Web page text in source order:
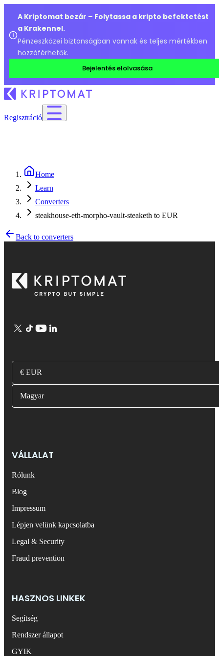
A Kriptomat bezár – Folytassa a kripto befektetést
a Krakennel.
Pénzeszközei biztonságban vannak és teljes mértékben
hozzáférhetők.
Bejelentés elolvasása
Regisztráció
Home
Learn
Converters
steakhouse-eth-morpho-vault-steaketh to EUR
Back to converters
€ EUR
Magyar
VÁLLALAT
Rólunk
Blog
Impressum
Lépjen velünk kapcsolatba
Legal & Security
Fraud prevention
HASZNOS LINKEK
Segítség
Rendszer állapot
GYIK